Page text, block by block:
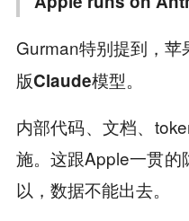
Gurman特别提到，
版Claude模型。
内部代码、文档、
施。这跟Apple一贯
以，数据不能出去。